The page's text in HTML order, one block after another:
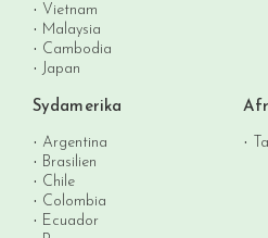
Vietnam
Malaysia
Cambodia
Japan
Sydamerika
Argentina
Brasilien
Chile
Colombia
Ecuador